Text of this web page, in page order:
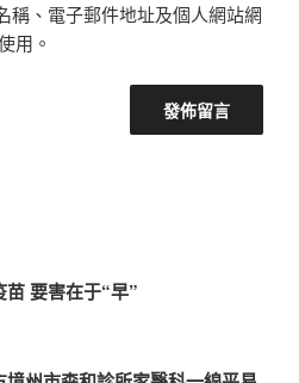
稱、電子郵件地址及個人網站網
用。
要害在于“早”